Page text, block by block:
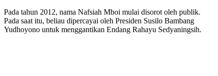
Pada tahun 2012, nama Nafsiah Mboi mulai disorot oleh publik.
Pada saat itu, beliau dipercayai oleh Presiden Susilo Bambang
Yudhoyono untuk menggantikan Endang Rahayu Sedyaningsih.